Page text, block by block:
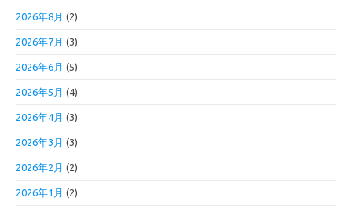
2026年8月 (2)
2026年7月 (3)
2026年6月 (5)
2026年5月 (4)
2026年4月 (3)
2026年3月 (3)
2026年2月 (2)
2026年1月 (2)